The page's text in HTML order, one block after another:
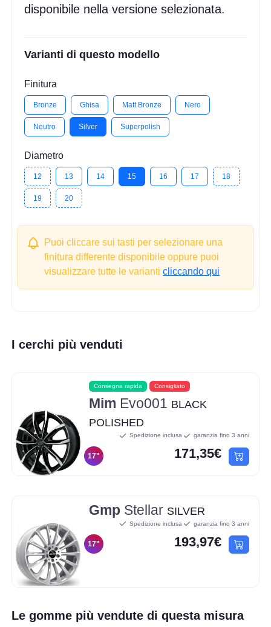
disponibile nella versione selezionata.
Varianti di questo modello
Finitura
Bronze Ghisa Matt Bronze Nero
Neutro Silver Superpolish
Diametro
12 13 14 15 16 17 18
19 20
Puoi cliccare sui tasti per selezionare una
finitura differente disponibile oppure puoi
visualizzare tutte le varianticliccando qui
I cerchi più venduti
Consegna rapida Consigliato
Mim Evo001 BLACK
POLISHED
17"
Spedizione inclusa garanzia fino 3 anni
171,35€
Gmp Stellar SILVER
17"
Spedizione inclusa garanzia fino 3 anni
193,97€
Le gomme più vendute di questa misura